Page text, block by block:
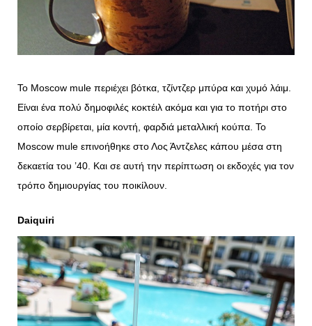
Το Moscow mule περιέχει βότκα, τζίντζερ μπύρα και χυμό λάιμ.
Είναι ένα πολύ δημοφιλές κοκτέιλ ακόμα και για το ποτήρι στο
οποίο σερβίρεται, μία κοντή, φαρδιά μεταλλική κούπα. Το
Moscow mule επινοήθηκε στο Λος Άντζελες κάπου μέσα στη
δεκαετία του ’40. Και σε αυτή την περίπτωση οι εκδοχές για τον
τρόπο δημιουργίας του ποικίλουν.
Daiquiri